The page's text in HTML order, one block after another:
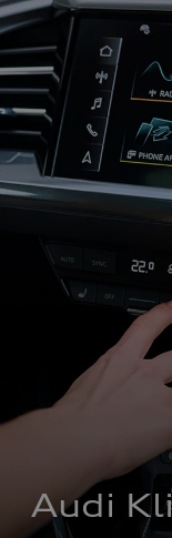
Audi